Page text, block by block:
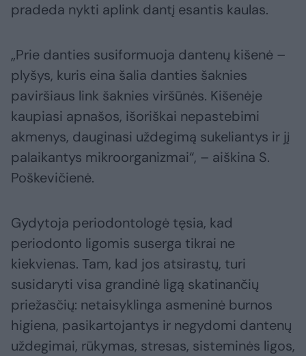
pradeda nykti aplink dantį esantis kaulas.
„Prie danties susiformuoja dantenų kišenė –
plyšys, kuris eina šalia danties šaknies
paviršiaus link šaknies viršūnės. Kišenėje
kaupiasi apnašos, išoriškai nepastebimi
akmenys, dauginasi uždegimą sukeliantys ir jį
palaikantys mikroorganizmai“, – aiškina S.
Poškevičienė.
Gydytoja periodontologė tęsia, kad
periodonto ligomis suserga tikrai ne
kiekvienas. Tam, kad jos atsirastų, turi
susidaryti visa grandinė ligą skatinančių
priežasčių: netaisyklinga asmeninė burnos
higiena, pasikartojantys ir negydomi dantenų
uždegimai, rūkymas, stresas, sisteminės ligos,